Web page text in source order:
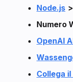
Node.js
Numero
OpenAI
Collega